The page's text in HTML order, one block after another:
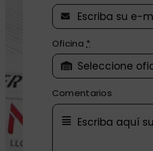
Oficina *
Comentarios